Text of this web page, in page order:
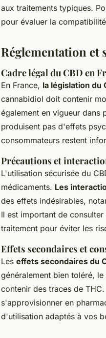
aux traitements typiques.
pour évaluer la
Réglementation
Cadre légal du CBD en
En France, la législation du
cannabidiol doit contenir
également en vigueur dans
produisent pas d'effets
consommateurs restent
Précautions et
L'utilisation sécurisée du
médicaments. Les
des effets indésirables,
Il est important de
traitement pour éviter les
Effets secondaires et
Les effets secondaires du
généralement bien toléré,
contenir des traces de
s'approvisionner en
d'utilisation adaptés à vos